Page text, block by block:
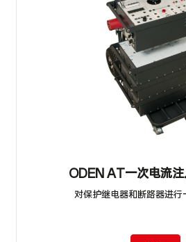
ODEN AT一次电流
对保护继电器和断路器进行